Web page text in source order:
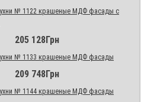
№ 1122 крашеные МДФ фасады с
205 128Грн
№ 1133 крашеные МДФ фасады
209 748Грн
№ 1144 крашеные МДФ фасады